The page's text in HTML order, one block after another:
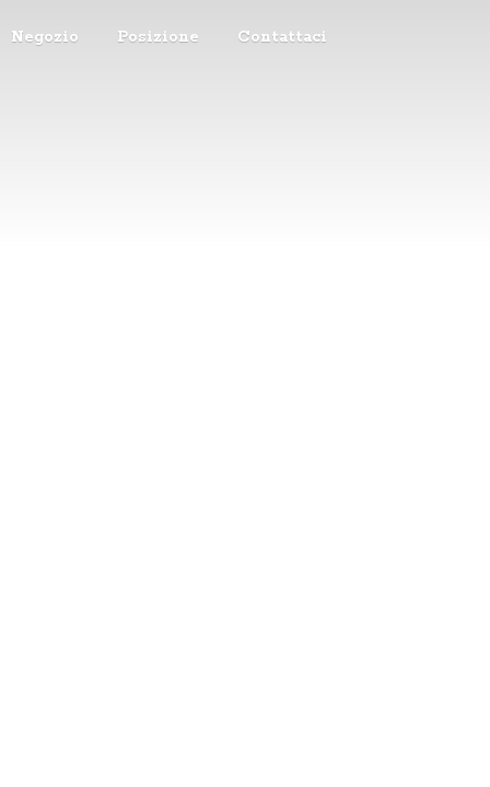
Negozio Posizione Contattaci